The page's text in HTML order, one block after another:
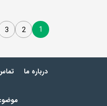
1
2
3
درباره ما